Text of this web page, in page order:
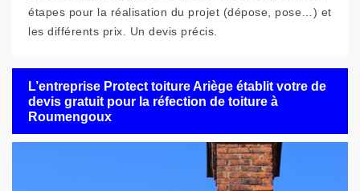
étapes pour la réalisation du projet (dépose, pose…) et
les différents prix. Un devis précis.
L’entreprise Protect toiture Ariège établit votre de
devis gratuit pour la réfection de toiture à
Roumengoux